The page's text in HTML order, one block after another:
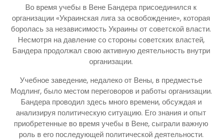
Во время учебы в Вене Бандера присоединился к
организации «Украинская лига за освобождение», которая
боролась за независимость Украины от советской власти.
Несмотря на давление со стороны советских властей,
Бандера продолжал свою активную деятельность внутри
организации.
Учебное заведение, недалеко от Вены, в предместье
Модлинг, было местом переговоров и работы организации.
Бандера проводил здесь много времени, обсуждая и
анализируя политическую ситуацию. Его знания и опыт
приобретенные во время учебы в Вене, сыграли важную
роль в его последующей политической деятельности.